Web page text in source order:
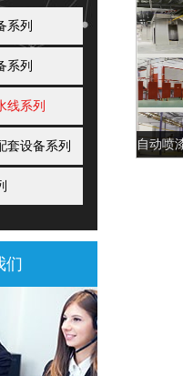
系列
系列
线系列
套设备系列
们